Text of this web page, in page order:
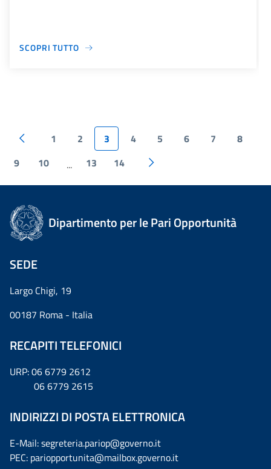
SCOPRI TUTTO
1 2 3 4 5 6 7
8
9
10 ... 13 14
Dipartimento per le Pari Opportunità
SEDE
Largo Chigi, 19
00187 Roma - Italia
RECAPITI TELEFONICI
URP: 06 6779 2612
06 6779 2615
INDIRIZZI DI POSTA ELETTRONICA
E-Mail: segreteria.pariop@governo.it
PEC: pariopportunita@mailbox.governo.it